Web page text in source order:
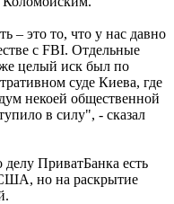
– это то, что у нас давно
с FBI. Отдельные
целый иск был по
суде Киева, где
некоей общественной
в силу", - сказал
ПриватБанка есть
но на раскрытие